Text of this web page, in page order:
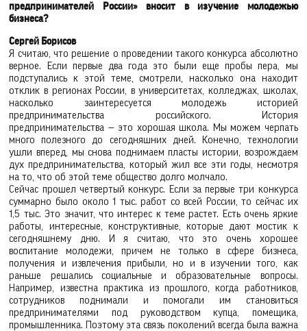
предпринимателей России» вносит в изучение молодежью
бизнеса?
Сергей Борисов
Я считаю, что решение о проведении такого конкурса абсолютно
верное. Если первые два года это были еще пробы пера, мы
подступались к этой теме, смотрели, насколько она находит
отклик в регионах России, в университетах, колледжах, школах,
насколько заинтересуется молодежь историей
предпринимательства российского. История
предпринимательства — это хорошая школа. Мы можем черпать
много полезного до сегодняшних дней. Конечно, технологии
ушли вперед, мы снова поднимаем пласты истории, возрождаем
дух предпринимательства, который жил все эти годы, несмотря
на то, что об этой теме общество долго молчало.
Сейчас прошел четвертый конкурс. Если за первые три конкурса
суммарно было около 1 тыс. работ со всей России, то сейчас их
1,5 тыс. Это значит, что интерес к теме растет. Есть очень яркие
работы, интересные, конструктивные, которые дают мостик к
сегодняшнему дню. И я считаю, что это очень хорошее
воспитание молодежи, причем не только в сфере бизнеса,
получения и извлечения прибыли, но и в изучении того, как
раньше решались социальные и образовательные вопросы.
Например, известна практика из прошлого, когда работников,
сотрудников поднимали и помогали им становиться
предпринимателями под руководством купца, помещика,
промышленника. Поэтому эта связь поколений всегда была важна